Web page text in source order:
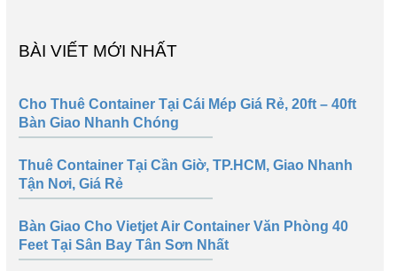
BÀI VIẾT MỚI NHẤT
Cho Thuê Container Tại Cái Mép Giá Rẻ, 20ft – 40ft
Bàn Giao Nhanh Chóng
Thuê Container Tại Cần Giờ, TP.HCM, Giao Nhanh
Tận Nơi, Giá Rẻ
Bàn Giao Cho Vietjet Air Container Văn Phòng 40
Feet Tại Sân Bay Tân Sơn Nhất